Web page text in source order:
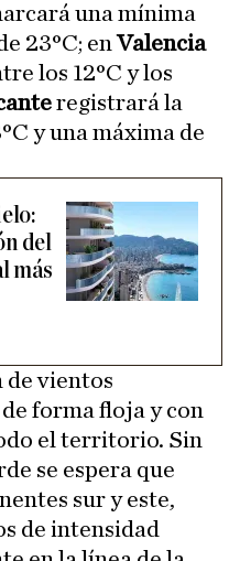
una mínima
23°C; enValencia
los 12°C y los
registrará la
y una máxima de
del
más
de vientos
forma floja y con
el territorio. Sin
se espera que
sur y este,
de intensidad